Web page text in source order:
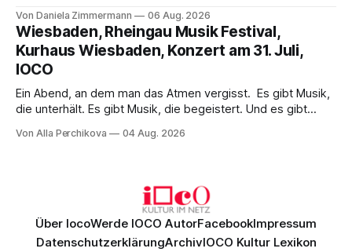
psychologische Tiefe mit starken Bildern, getragen von
einem spielfreudigen Ensemble und einer musikalisch
überzeugenden Gesamtleistung.
Von Daniela Zimmermann 06 Aug. 2026
Wiesbaden, Rheingau Musik Festival,
Kurhaus Wiesbaden, Konzert am 31. Juli,
IOCO
Ein Abend, an dem man das Atmen vergisst. Es gibt Musik,
die unterhält. Es gibt Musik, die begeistert. Und es gibt
Genau so war der Abend im Kurhaus Wiesbaden, an dem
Von Alla Perchikova 04 Aug. 2026
Über IocoWerde IOCO AutorFacebookImpressum
DatenschutzerklärungArchivIOCO Kultur Lexikon